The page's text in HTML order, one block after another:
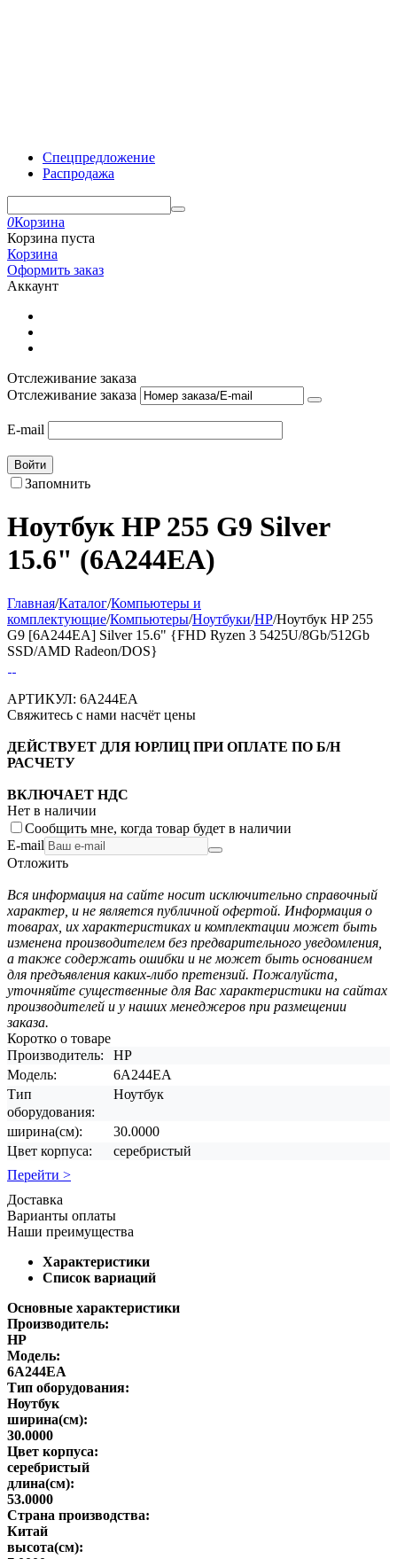
Спецпредложение
Распродажа
0Корзина
Корзина пуста
Корзина
Оформить заказ
Аккаунт
Отслеживание заказа
Отслеживание заказа
E-mail
Войти
Запомнить
Ноутбук HP 255 G9 Silver
15.6" (6A244EA)
Главная/Каталог/Компьютеры и
комплектующие/Компьютеры/Ноутбуки/HP/Ноутбук HP 255
G9 [6A244EA] Silver 15.6" {FHD Ryzen 3 5425U/8Gb/512Gb
SSD/AMD Radeon/DOS}
АРТИКУЛ: 6A244EA
Свяжитесь с нами насчёт цены
ДЕЙСТВУЕТ ДЛЯ ЮРЛИЦ ПРИ ОПЛАТЕ ПО Б/Н
РАСЧЕТУ
ВКЛЮЧАЕТ НДС
Нет в наличии
Сообщить мне, когда товар будет в наличии
E-mail
Отложить
Вся информация на сайте носит исключительно справочный
характер, и не является публичной офертой. Информация о
товарах, их характеристиках и комплектации может быть
изменена производителем без предварительного уведомления,
а также содержать ошибки и не может быть основанием
для предъявления каких-либо претензий. Пожалуйста,
уточняйте существенные для Вас характеристики на сайтах
производителей и у наших менеджеров при размещении
заказа.
Коротко о товаре
Производитель:
HP
Модель:
6A244EA
Тип
оборудования:
Ноутбук
ширина(см):
30.0000
Цвет корпуса:
серебристый
Перейти >
Доставка
Варианты оплаты
Наши преимущества
Характеристики
Список вариаций
Основные характеристики
Производитель:
HP
Модель:
6A244EA
Тип оборудования:
Ноутбук
ширина(см):
30.0000
Цвет корпуса:
серебристый
длина(см):
53.0000
Страна производства:
Китай
высота(см):